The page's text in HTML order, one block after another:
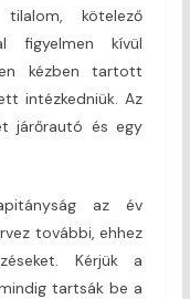
tilalom, kötelező
figyelmen kívül
kézben tartott
intézkedniük. Az
járőrautó és egy
az év
további, ehhez
Kérjük a
tartsák be a